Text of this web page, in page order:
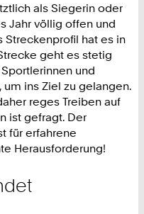
als Siegerin oder
Jahr völlig offen und
Streckenprofil hat es in
geht es stetig
und
ins Ziel zu gelangen.
reges Treiben auf
ist gefragt. Der
für erfahrene
Herausforderung!